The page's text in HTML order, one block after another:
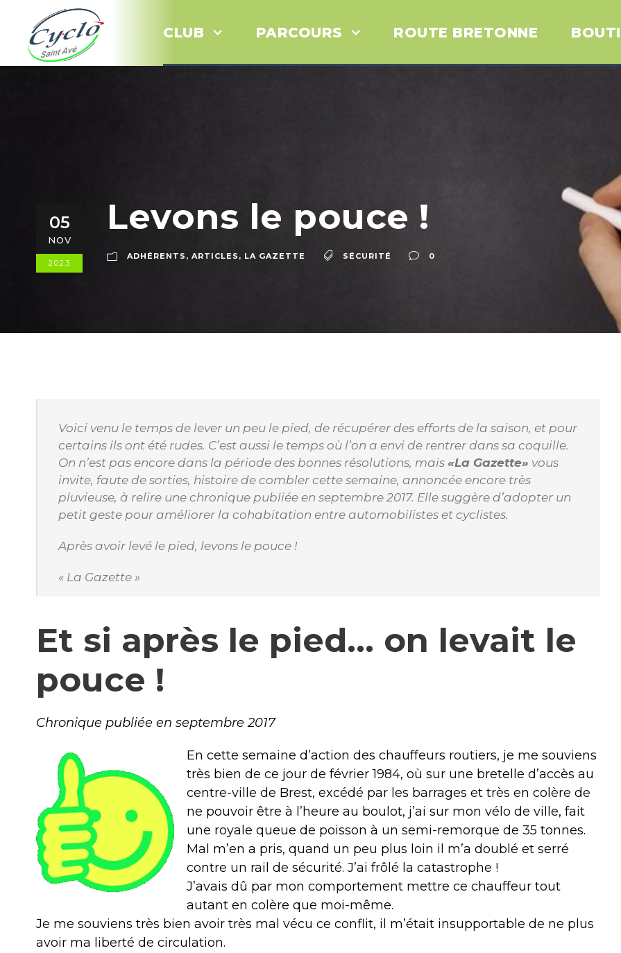
CLUB PARCOURS ROUTE BRETONNE
05
NOV
2023
Levons le pouce !
ADHÉRENTS , ARTICLES , LA GAZETTE SÉCURITÉ 0
Voici venu le temps de lever un peu le pied, de récupérer des efforts de la saison, et pour
certains ils ont été rudes. C’est aussi le temps où l’on a envi de rentrer dans sa coquille.
On n’est pas encore dans la période des bonnes résolutions, mais «La Gazette» vous
invite, faute de sorties, histoire de combler cette semaine, annoncée encore très
pluvieuse, à relire une chronique publiée en septembre 2017. Elle suggère d’adopter un
petit geste pour améliorer la cohabitation entre automobilistes et cyclistes.
Après avoir levé le pied, levons le pouce !
« La Gazette »
Et si après le pied… on levait le
pouce !
Chronique publiée en septembre 2017
En cette semaine d’action des chauffeurs routiers, je me souviens
très bien de ce jour de février 1984, où sur une bretelle d’accès au
centre-ville de Brest, excédé par les barrages et très en colère de
ne pouvoir être à l’heure au boulot, j’ai sur mon vélo de ville, fait
une royale queue de poisson à un semi-remorque de 35 tonnes.
Mal m’en a pris, quand un peu plus loin il m’a doublé et serré
contre un rail de sécurité. J’ai frôlé la catastrophe !
J’avais dû par mon comportement mettre ce chauffeur tout
autant en colère que moi-même.
Je me souviens très bien avoir très mal vécu ce conflit, il m’était insupportable de ne plus
avoir ma liberté de circulation.